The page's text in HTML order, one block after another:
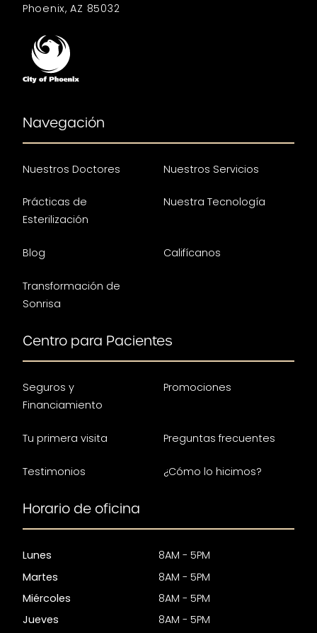
Phoenix, AZ 85032
Navegación
Nuestros Doctores Nuestros Servicios
Prácticas de
Esterilización
Nuestra Tecnología
Blog Califícanos
Transformación de
Sonrisa
Centro para Pacientes
Seguros y
Financiamiento
Promociones
Tu primera visita Preguntas frecuentes
Testimonios ¿Cómo lo hicimos?
Horario de oficina
Lunes
8AM - 5PM
Martes
8AM - 5PM
Miércoles
8AM - 5PM
Jueves
8AM - 5PM